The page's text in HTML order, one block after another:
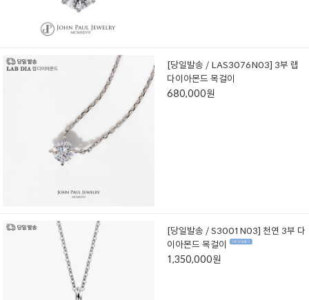
[당일발송 / LAS3076N03] 3부 랩
다이아몬드 목걸이
680,000원
[당일발송 / S3001N03] 천연 3부 다
이아몬드 목걸이
1,350,000원